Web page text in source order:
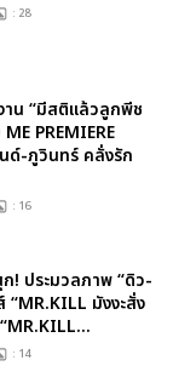
: 28
าน “มีสติแล้วลูกพีช
PREMIERE
ด์-ภูวินทร์ คลั่งรัก
: 16
! ประมวลภาพ “ดิว-
“MR.KILL มังงะสั่ง
: 14